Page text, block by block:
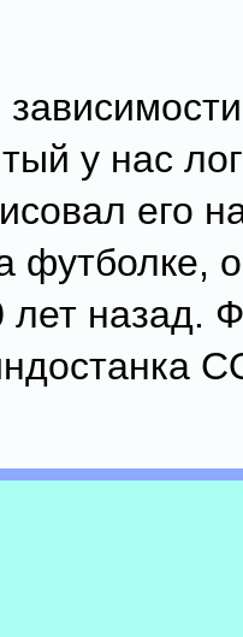
у нас
его
футболке,
назад.